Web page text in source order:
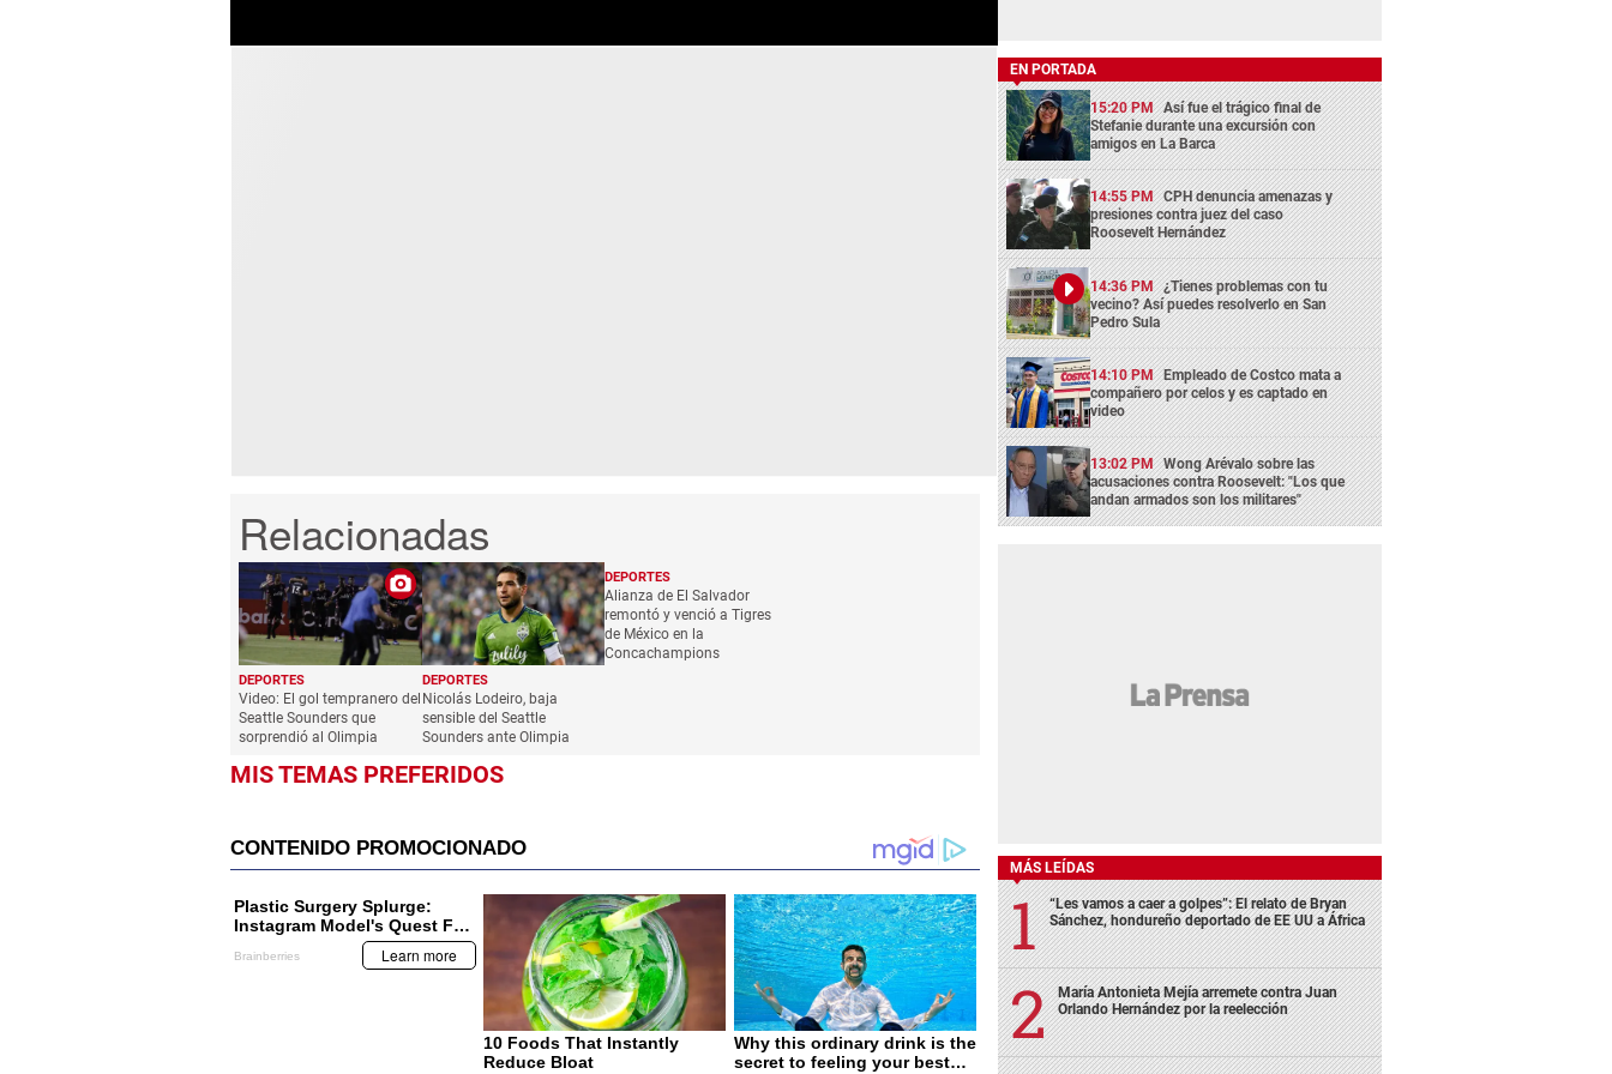
DEPORTES
Video: El gol tempranero del
Seattle Sounders que
sorprendió al Olimpia
DEPORTES
Nicolás Lodeiro, baja
sensible del Seattle
Sounders ante Olimpia
DEPORTES
Alianza de El Salvador
remontó y venció a Tigres
de México en la
Concachampions
MIS TEMAS PREFERIDOS
EN PORTADA
15:20 PM Así fue el trágico final de
Stefanie durante una excursión con
amigos en La Barca
14:55 PM CPH denuncia amenazas y
presiones contra juez del caso
Roosevelt Hernández
14:36 PM ¿Tienes problemas con tu
vecino? Así puedes resolverlo en San
Pedro Sula
14:10 PM Empleado de Costco mata a
compañero por celos y es captado en
video
13:02 PM Wong Arévalo sobre las
acusaciones contra Roosevelt: "Los que
andan armados son los militares"
MÁS LEÍDAS
“Les vamos a caer a golpes”: El relato de Bryan
Sánchez, hondureño deportado de EE UU a África
María Antonieta Mejía arremete contra Juan
Orlando Hernández por la reelección